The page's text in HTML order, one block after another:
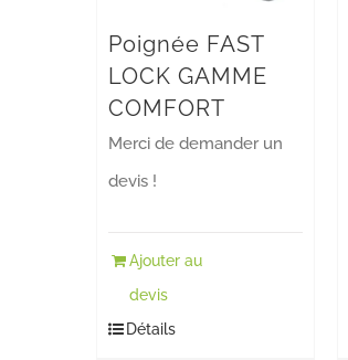
Poignée FAST
LOCK GAMME
COMFORT
Merci de demander un
devis !
Ajouter au
devis
Détails